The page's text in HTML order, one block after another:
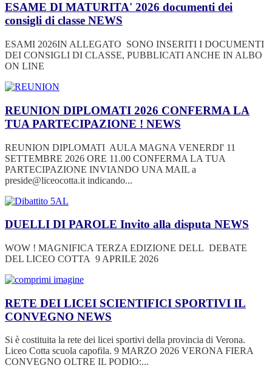
ESAME DI MATURITA' 2026 documenti dei
consigli di classe NEWS
ESAMI 2026IN ALLEGATO SONO INSERITI I DOCUMENTI
DEI CONSIGLI DI CLASSE, PUBBLICATI ANCHE IN ALBO
ON LINE
REUNION DIPLOMATI 2026 CONFERMA LA
TUA PARTECIPAZIONE ! NEWS
REUNION DIPLOMATI AULA MAGNA VENERDI' 11
SETTEMBRE 2026 ORE 11.00 CONFERMA LA TUA
PARTECIPAZIONE INVIANDO UNA MAIL a
preside@liceocotta.it indicando...
DUELLI DI PAROLE Invito alla disputa NEWS
WOW ! MAGNIFICA TERZA EDIZIONE DELL DEBATE
DEL LICEO COTTA 9 APRILE 2026
RETE DEI LICEI SCIENTIFICI SPORTIVI IL
CONVEGNO NEWS
Si è costituita la rete dei licei sportivi della provincia di Verona.
Liceo Cotta scuola capofila. 9 MARZO 2026 VERONA FIERA
CONVEGNO OLTRE IL PODIO:...